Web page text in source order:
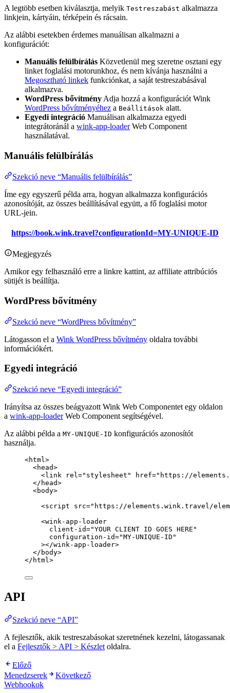
A legtöbb esetben kiválasztja, melyik Testreszabást alkalmazza
linkjein, kártyáin, térképein és rácsain.
Az alábbi esetekben érdemes manuálisan alkalmazni a
konfigurációt:
Manuális felülbírálás Közvetlenül meg szeretne osztani egy
linket foglalási motorunkhoz, és nem kívánja használni a
Megosztható linkek funkciónkat, a saját testreszabásával
alkalmazva.
WordPress bővítmény Adja hozzá a konfigurációt Wink
WordPress bővítményéhez a Beállítások alatt.
Egyedi integráció Manuálisan alkalmazza egyedi
integrátoránál a wink-app-loaderWeb Component
használatával.
Manuális felülbírálás
Szekció neve “Manuális felülbírálás”
Íme egy egyszerű példa arra, hogyan alkalmazza konfigurációs
azonosítóját, az összes beállításával együtt, a fő foglalási motor
URL-jein.
https://book.wink.travel?configurationId=MY-UNIQUE-ID
Megjegyzés
Amikor egy felhasználó erre a linkre kattint, az affiliate attribúciós
sütijét is beállítja.
WordPress bővítmény
Szekció neve “WordPress bővítmény”
Látogasson el a Wink WordPress bővítmény oldalra további
információkért.
Egyedi integráció
Szekció neve “Egyedi integráció”
Irányítsa az összes beágyazott Wink Web Componentet egy oldalon
a wink-app-loaderWeb Component segítségével.
Az alábbi példa a MY-UNIQUE-ID konfigurációs azonosítót
használja.
<html>
<head>
<link rel=" stylesheet " href=" https://
</ head>
<body>
<script src=" https://elements.wink.travel/
<wink-app-loader
client-id="YOUR CLIENT ID GOES HERE "
configuration-id="MY-UNIQUE-ID "
></wink-app-loader>
</ body>
</ html>
API
Szekció neve “API”
A fejlesztők, akik testreszabásokat szeretnének kezelni, látogassanak
el a Fejlesztők > API > Készlet oldalra.
Előző
Menedzserek
Következő
Webhookok